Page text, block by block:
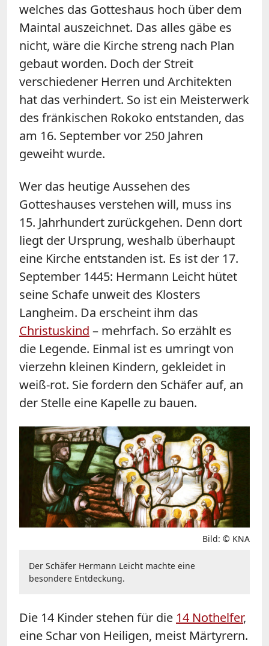
welches das Gotteshaus hoch über dem
Maintal auszeichnet. Das alles gäbe es
nicht, wäre die Kirche streng nach Plan
gebaut worden. Doch der Streit
verschiedener Herren und Architekten
hat das verhindert. So ist ein Meisterwerk
des fränkischen Rokoko entstanden, das
am 16. September vor 250 Jahren
geweiht wurde.
Wer das heutige Aussehen des
Gotteshauses verstehen will, muss ins
15. Jahrhundert zurückgehen. Denn dort
liegt der Ursprung, weshalb überhaupt
eine Kirche entstanden ist. Es ist der 17.
September 1445: Hermann Leicht hütet
seine Schafe unweit des Klosters
Langheim. Da erscheint ihm das
Christuskind – mehrfach. So erzählt es
die Legende. Einmal ist es umringt von
vierzehn kleinen Kindern, gekleidet in
weiß-rot. Sie fordern den Schäfer auf, an
der Stelle eine Kapelle zu bauen.
Bild: © KNA
Der Schäfer Hermann Leicht machte eine
besondere Entdeckung.
Die 14 Kinder stehen für die 14 Nothelfer,
eine Schar von Heiligen, meist Märtyrern.